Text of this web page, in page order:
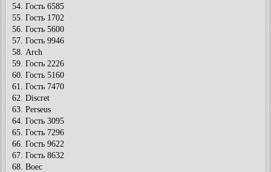
54. Гость 6585
55. Гость 1702
56. Гость 5600
57. Гость 9946
58. Arch
59. Гость 2226
60. Гость 5160
61. Гость 7470
62. Discret
63. Perseus
64. Гость 3095
65. Гость 7296
66. Гость 9622
67. Гость 8632
68. Boec